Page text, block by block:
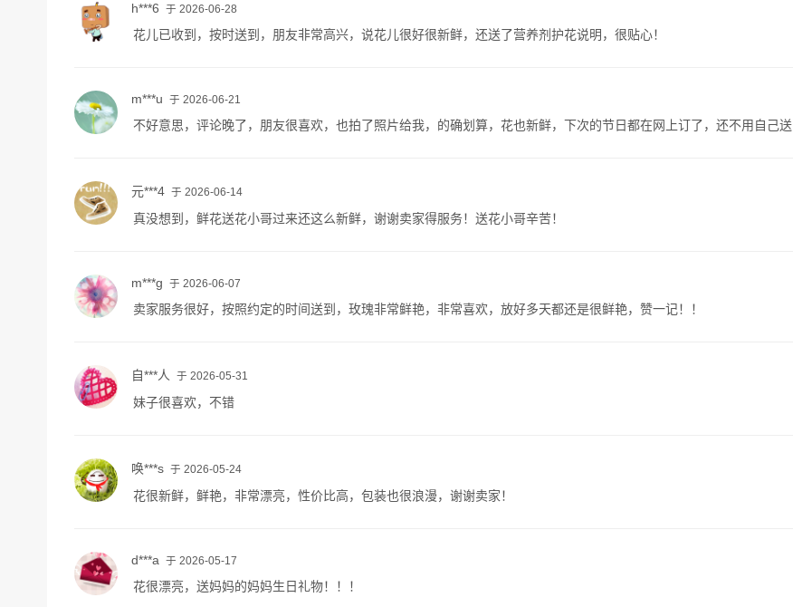
h***6 于 2026-06-28
花儿已收到，按时送到，朋友非常高兴，说花儿很好很新鲜，还送了营养剂护花说明，很贴心！
m***u 于 2026-06-21
不好意思，评论晚了，朋友很喜欢，也拍了照片给我，的确划算，花也新鲜，下次的节日都在网上订了，还不用自己送
元***4 于 2026-06-14
真没想到，鲜花送花小哥过来还这么新鲜，谢谢卖家得服务！送花小哥辛苦！
m***g 于 2026-06-07
卖家服务很好，按照约定的时间送到，玫瑰非常鲜艳，非常喜欢，放好多天都还是很鲜艳，赞一记！！
自***人 于 2026-05-31
妹子很喜欢，不错
唤***s 于 2026-05-24
花很新鲜，鲜艳，非常漂亮，性价比高，包装也很浪漫，谢谢卖家！
d***a 于 2026-05-17
花很漂亮，送妈妈的妈妈生日礼物！！！